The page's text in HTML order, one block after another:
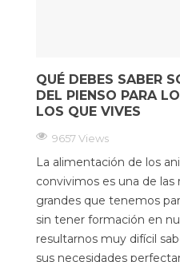
QUÉ DEBES SABER
DEL PIENSO PARA
LOS QUE VIVES
9657 Views
La alimentación de los
convivimos es una de las
grandes que tenemos
sin tener formación en
resultarnos muy difícil
sus necesidades